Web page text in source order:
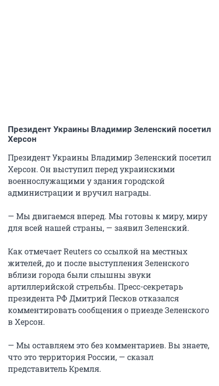
Президент Украины Владимир Зеленский посетил
Херсон
Президент Украины Владимир Зеленский посетил
Херсон. Он выступил перед украинскими
военнослужащими у здания городской
администрации и вручил награды.
— Мы двигаемся вперед. Мы готовы к миру, миру
для всей нашей страны, — заявил Зеленский.
Как отмечает Reuters со ссылкой на местных
жителей, до и после выступления Зеленского
вблизи города были слышны звуки
артиллерийской стрельбы. Пресс-секретарь
президента РФ Дмитрий Песков отказался
комментировать сообщения о приезде Зеленского
в Херсон.
— Мы оставляем это без комментариев. Вы знаете,
что это территория России, — сказал
представитель Кремля.